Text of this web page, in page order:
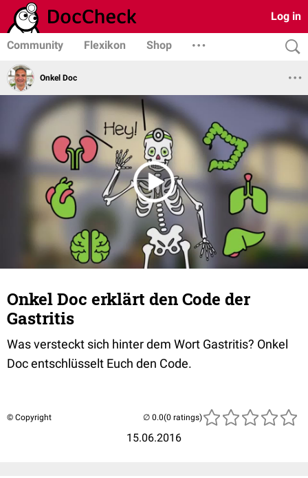
Log in
Community Flexikon Shop
Onkel Doc
Onkel Doc erklärt den Code der
Gastritis
Was versteckt sich hinter dem Wort Gastritis? Onkel
Doc entschlüsselt Euch den Code.
© Copyright
15.06.2016
(0 ratings)